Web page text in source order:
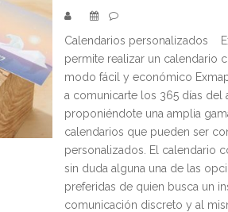
Calendarios personalizados
permite realizar un calendario
modo fácil y económico
a comunicarte los 365 días del
proponiéndote una amplia
calendarios que pueden ser
personalizados. El calendario
sin duda alguna una de las
preferidas de quien busca un
comunicación discreto y al